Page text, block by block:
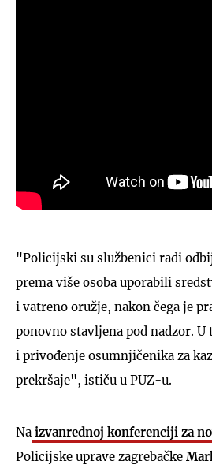
"Policijski su službenici radi
prema više osoba uporabili
i vatreno oružje, nakon čega je
ponovno stavljena pod nadzor.
i privođenje osumnjičenika za
prekršaje", ističu u PUZ-u.
Na izvanrednoj konferenciji za
Policijske uprave zagrebačke